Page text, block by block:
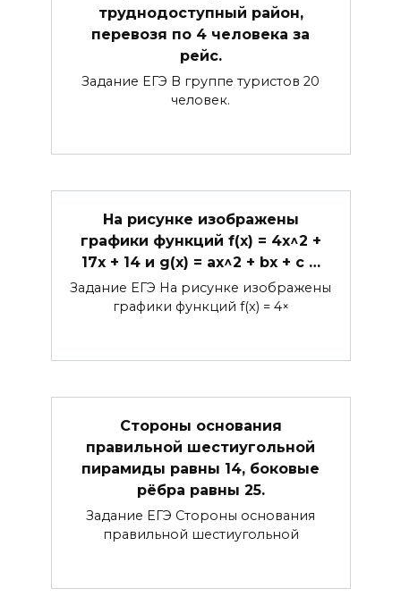
труднодоступный район,
перевозя по 4 человека за
рейс.
Задание ЕГЭ В группе туристов 20
человек.
На рисунке изображены
графики функций f(x) = 4x^2 +
17x + 14 и g(x) = ax^2 + bx + c …
Задание ЕГЭ На рисунке изображены
графики функций f(x) = 4×
Стороны основания
правильной шестиугольной
пирамиды равны 14, боковые
рёбра равны 25.
Задание ЕГЭ Стороны основания
правильной шестиугольной